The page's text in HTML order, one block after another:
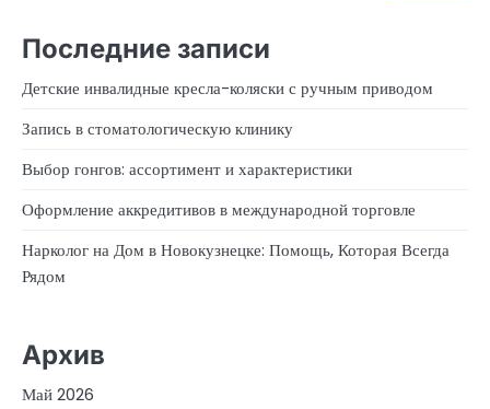
Последние записи
Детские инвалидные кресла-коляски с ручным приводом
Запись в стоматологическую клинику
Выбор гонгов: ассортимент и характеристики
Оформление аккредитивов в международной торговле
Нарколог на Дом в Новокузнецке: Помощь, Которая Всегда
Рядом
Архив
Май 2026